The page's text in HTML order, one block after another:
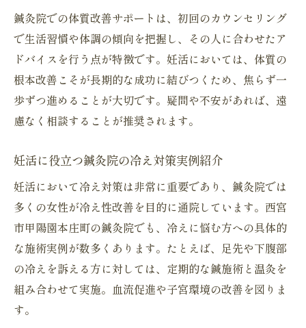
鍼灸院での体質改善サポートは、初回のカウンセリング
で生活習慣や体調の傾向を把握し、その人に合わせたア
ドバイスを行う点が特徴です。妊活においては、体質の
根本改善こそが長期的な成功に結びつくため、焦らず一
歩ずつ進めることが大切です。疑問や不安があれば、遠
慮なく相談することが推奨されます。
妊活に役立つ鍼灸院の冷え対策実例紹介
妊活において冷え対策は非常に重要であり、鍼灸院では
多くの女性が冷え性改善を目的に通院しています。西宮
市甲陽園本庄町の鍼灸院でも、冷えに悩む方への具体的
な施術実例が数多くあります。たとえば、足先や下腹部
の冷えを訴える方に対しては、定期的な鍼施術と温灸を
組み合わせて実施。血流促進や子宮環境の改善を図りま
す。